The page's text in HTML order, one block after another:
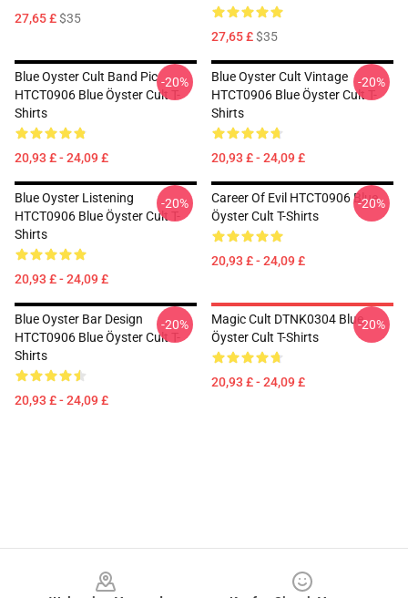
27,65 £$35
27,65 £$35
Blue Oyster Cult Band Pic
HTCT0906 Blue Öyster Cult T-
Shirts
20,93 £ - 24,09 £
-20%
Blue Oyster Cult Vintage
HTCT0906 Blue Öyster Cult T-
Shirts
20,93 £ - 24,09 £
-20%
Blue Oyster Listening
HTCT0906 Blue Öyster Cult T-
Shirts
20,93 £ - 24,09 £
-20%
Career Of Evil HTCT0906 Blue
Öyster Cult T-Shirts
20,93 £ - 24,09 £
-20%
Blue Oyster Bar Design
HTCT0906 Blue Öyster Cult T-
Shirts
20,93 £ - 24,09 £
-20%
Magic Cult DTNK0304 Blue
Öyster Cult T-Shirts
20,93 £ - 24,09 £
-20%